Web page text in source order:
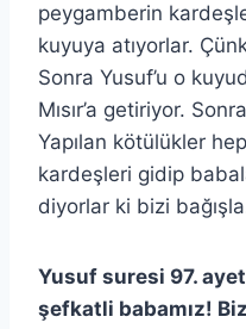
peygamberin
kuyuya atıyorlar.
Sonra Yusuf’u o
Mısır’a getiriyor.
Yapılan kötülükler
kardeşleri gidip
diyorlar ki bizi
Yusuf suresi 97.
şefkatli babamız!